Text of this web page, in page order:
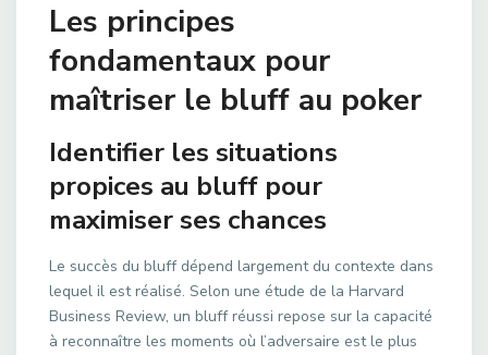
Les principes
fondamentaux pour
maîtriser le bluff au poker
Identifier les situations
propices au bluff pour
maximiser ses chances
Le succès du bluff dépend largement du contexte dans
lequel il est réalisé. Selon une étude de la Harvard
Business Review, un bluff réussi repose sur la capacité
à reconnaître les moments où l’adversaire est le plus